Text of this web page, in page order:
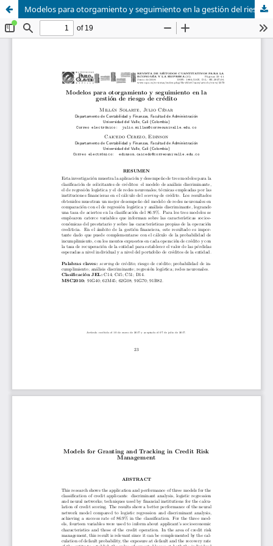
Modelos para otorgamiento y seguimiento en la gestión del riesgo de crédito